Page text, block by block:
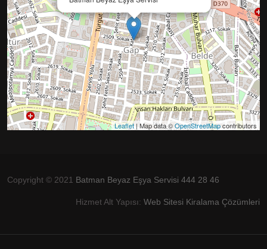
Leaflet| Map data ©OpenStreetMapcontributors
Copyright © 2021 Batman Beyaz Eşya Servisi 444 28 46
Hizmet Alt Yapısı: Web Sitesi Kiralama Çözümleri